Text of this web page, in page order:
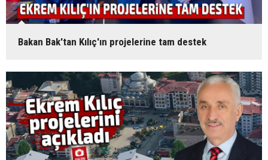
Bakan Bak'tan Kılıç'ın projelerine tam destek